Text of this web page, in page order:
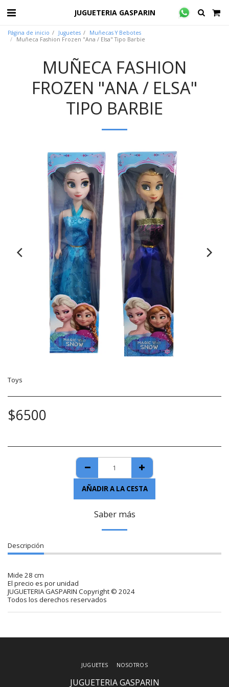
JUGUETERIA GASPARIN
Página de inicio Juguetes
Muñecas Y Bebotes
Muñeca Fashion Frozen "Ana / Elsa" Tipo Barbie
MUÑECA FASHION
FROZEN "ANA / ELSA"
TIPO BARBIE
Toys
$6500
AÑADIR A LA CESTA
Saber más
Descripción
Mide 28 cm
El precio es por unidad
JUGUETERIA GASPARIN Copyright © 2024
Todos los derechos reservados
JUGUETERIA GASPARIN
JUGUETES NOSOTROS